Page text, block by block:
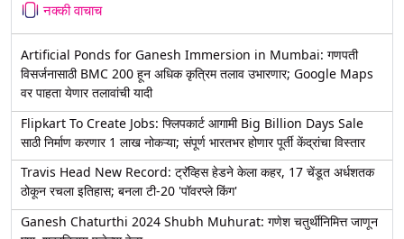
नक्की वाचाच
Artificial Ponds for Ganesh Immersion in Mumbai: गणपती
विसर्जनासाठी BMC 200 हून अधिक कृत्रिम तलाव उभारणार; Google Maps
वर पाहता येणार तलावांची यादी
Flipkart To Create Jobs: फ्लिपकार्ट आगामी Big Billion Days Sale
साठी निर्माण करणार 1 लाख नोकऱ्या; संपूर्ण भारतभर होणार पूर्ती केंद्रांचा विस्तार
Travis Head New Record: ट्रॅव्हिस हेडने केला कहर, 17 चेंडूत अर्धशतक
ठोकून रचला इतिहास; बनला टी-20 'पॉवरप्ले किंग'
Ganesh Chaturthi 2024 Shubh Muhurat: गणेश चतुर्थीनिमित्त जाणून